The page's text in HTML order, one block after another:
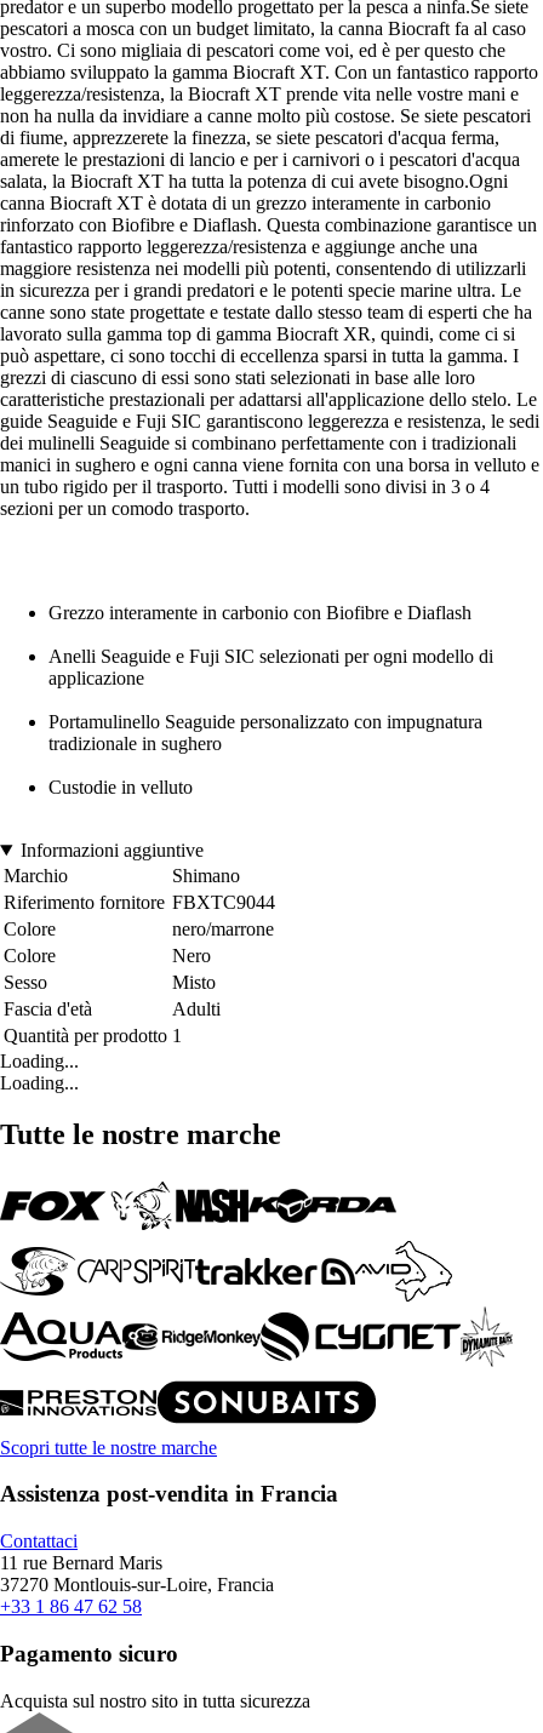
predator e un superbo modello progettato per la pesca a ninfa.Se siete
pescatori a mosca con un budget limitato, la canna Biocraft fa al caso
vostro. Ci sono migliaia di pescatori come voi, ed è per questo che
abbiamo sviluppato la gamma Biocraft XT. Con un fantastico rapporto
leggerezza/resistenza, la Biocraft XT prende vita nelle vostre mani e
non ha nulla da invidiare a canne molto più costose. Se siete pescatori
di fiume, apprezzerete la finezza, se siete pescatori d'acqua ferma,
amerete le prestazioni di lancio e per i carnivori o i pescatori d'acqua
salata, la Biocraft XT ha tutta la potenza di cui avete bisogno.Ogni
canna Biocraft XT è dotata di un grezzo interamente in carbonio
rinforzato con Biofibre e Diaflash. Questa combinazione garantisce un
fantastico rapporto leggerezza/resistenza e aggiunge anche una
maggiore resistenza nei modelli più potenti, consentendo di utilizzarli
in sicurezza per i grandi predatori e le potenti specie marine ultra. Le
canne sono state progettate e testate dallo stesso team di esperti che ha
lavorato sulla gamma top di gamma Biocraft XR, quindi, come ci si
può aspettare, ci sono tocchi di eccellenza sparsi in tutta la gamma. I
grezzi di ciascuno di essi sono stati selezionati in base alle loro
caratteristiche prestazionali per adattarsi all'applicazione dello stelo. Le
guide Seaguide e Fuji SIC garantiscono leggerezza e resistenza, le sedi
dei mulinelli Seaguide si combinano perfettamente con i tradizionali
manici in sughero e ogni canna viene fornita con una borsa in velluto e
un tubo rigido per il trasporto. Tutti i modelli sono divisi in 3 o 4
sezioni per un comodo trasporto.
Grezzo interamente in carbonio con Biofibre e Diaflash
Anelli Seaguide e Fuji SIC selezionati per ogni modello di
applicazione
Portamulinello Seaguide personalizzato con impugnatura
tradizionale in sughero
Custodie in velluto
Informazioni aggiuntive
Marchio
Shimano
Riferimento fornitore FBXTC9044
Colore
nero/marrone
Colore
Nero
Sesso
Misto
Fascia d'età
Adulti
Quantità per prodotto 1
Loading...
Loading...
Tutte le nostre marche
Scopri tutte le nostre marche
Assistenza post-vendita in Francia
Contattaci
11 rue Bernard Maris
37270 Montlouis-sur-Loire, Francia
+33 1 86 47 62 58
Pagamento sicuro
Acquista sul nostro sito in tutta sicurezza